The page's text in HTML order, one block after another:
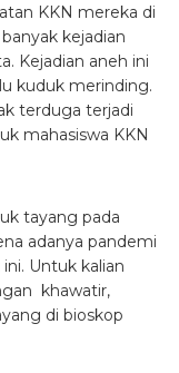
KKN mereka di
kejadian
Kejadian aneh ini
kuduk merinding.
terduga terjadi
mahasiswa KKN
tayang pada
adanya pandemi
Untuk kalian
khawatir,
di bioskop